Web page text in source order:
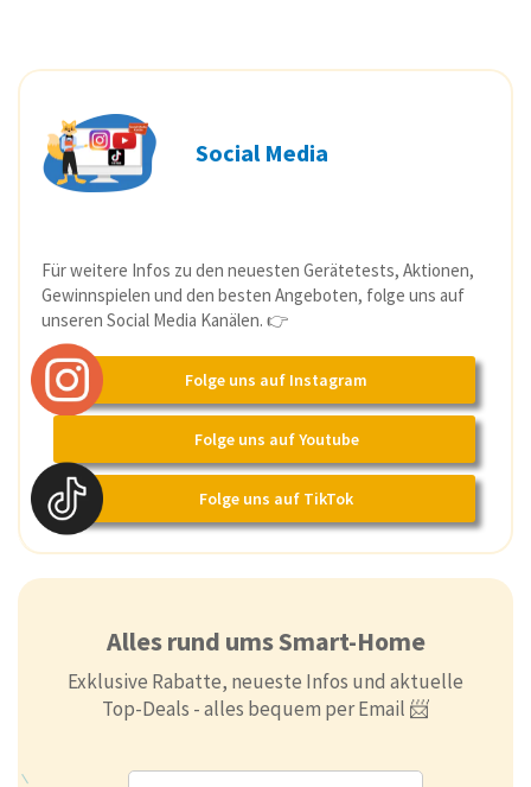
Social Media
Für weitere Infos zu den neuesten Gerätetests, Aktionen,
Gewinnspielen und den besten Angeboten, folge uns auf
unseren Social Media Kanälen. 👉
Folge uns auf Instagram
Folge uns auf Youtube
Folge uns auf TikTok
Alles rund ums Smart-Home
Exklusive Rabatte, neueste Infos und aktuelle
Top-Deals - alles bequem per Email 📨